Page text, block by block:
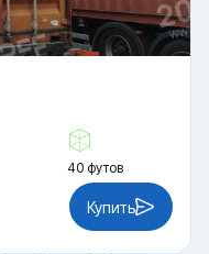
40 футов
Купить